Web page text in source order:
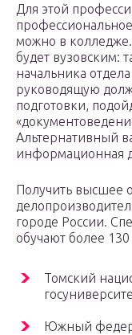
Для этой
можно в
будет вузовским:
начальника
руководящую
подготовки,
Альтернативный
информационная
Получить высшее
городе России.
обучают более
Томский
Южный